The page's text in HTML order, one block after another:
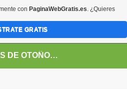
VIENTOS DE OTOÑO POR FANNY JEM WONG
con PaginaWebGratis.es. ¿Quieres
GRATIS